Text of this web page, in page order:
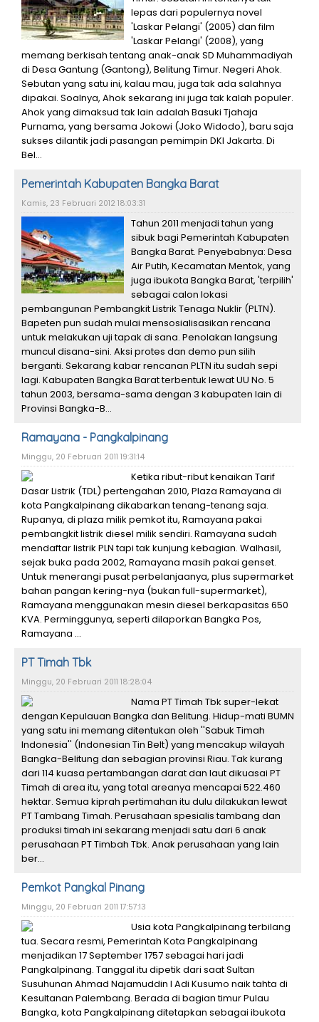
lepas dari populernya novel
'Laskar Pelangi' (2005) dan film
'Laskar Pelangi' (2008), yang
memang berkisah tentang anak-anak SD Muhammadiyah
di Desa Gantung (Gantong), Belitung Timur. Negeri Ahok.
Sebutan yang satu ini, kalau mau, juga tak ada salahnya
dipakai. Soalnya, Ahok sekarang ini juga tak kalah populer.
Ahok yang dimaksud tak lain adalah Basuki Tjahaja
Purnama, yang bersama Jokowi (Joko Widodo), baru saja
sukses dilantik jadi pasangan pemimpin DKI Jakarta. Di
Bel...
Pemerintah Kabupaten Bangka Barat
Kamis, 23 Februari 2012 18:03:31
Tahun 2011 menjadi tahun yang
sibuk bagi Pemerintah Kabupaten
Bangka Barat. Penyebabnya: Desa
Air Putih, Kecamatan Mentok, yang
juga ibukota Bangka Barat, 'terpilih'
sebagai calon lokasi
pembangunan Pembangkit Listrik Tenaga Nuklir (PLTN).
Bapeten pun sudah mulai mensosialisasikan rencana
untuk melakukan uji tapak di sana. Penolakan langsung
muncul disana-sini. Aksi protes dan demo pun silih
berganti. Sekarang kabar rencanan PLTN itu sudah sepi
lagi. Kabupaten Bangka Barat terbentuk lewat UU No. 5
tahun 2003, bersama-sama dengan 3 kabupaten lain di
Provinsi Bangka-B...
Ramayana - Pangkalpinang
Minggu, 20 Februari 2011 19:31:14
Ketika ribut-ribut kenaikan Tarif
Dasar Listrik (TDL) pertengahan 2010, Plaza Ramayana di
kota Pangkalpinang dikabarkan tenang-tenang saja.
Rupanya, di plaza milik pemkot itu, Ramayana pakai
pembangkit listrik diesel milik sendiri. Ramayana sudah
mendaftar listrik PLN tapi tak kunjung kebagian. Walhasil,
sejak buka pada 2002, Ramayana masih pakai genset.
Untuk menerangi pusat perbelanjaanya, plus supermarket
bahan pangan kering-nya (bukan full-supermarket),
Ramayana menggunakan mesin diesel berkapasitas 650
KVA. Perminggunya, seperti dilaporkan Bangka Pos,
Ramayana ...
PT Timah Tbk
Minggu, 20 Februari 2011 18:28:04
Nama PT Timah Tbk super-lekat
dengan Kepulauan Bangka dan Belitung. Hidup-mati BUMN
yang satu ini memang ditentukan oleh ''Sabuk Timah
Indonesia'' (Indonesian Tin Belt) yang mencakup wilayah
Bangka-Belitung dan sebagian provinsi Riau. Tak kurang
dari 114 kuasa pertambangan darat dan laut dikuasai PT
Timah di area itu, yang total areanya mencapai 522.460
hektar. Semua kiprah pertimahan itu dulu dilakukan lewat
PT Tambang Timah. Perusahaan spesialis tambang dan
produksi timah ini sekarang menjadi satu dari 6 anak
perusahaan PT Timbah Tbk. Anak perusahaan yang lain
ber...
Pemkot Pangkal Pinang
Minggu, 20 Februari 2011 17:57:13
Usia kota Pangkalpinang terbilang
tua. Secara resmi, Pemerintah Kota Pangkalpinang
menjadikan 17 September 1757 sebagai hari jadi
Pangkalpinang. Tanggal itu dipetik dari saat Sultan
Susuhunan Ahmad Najamuddin I Adi Kusumo naik tahta di
Kesultanan Palembang. Berada di bagian timur Pulau
Bangka, kota Pangkalpinang ditetapkan sebagai ibukota